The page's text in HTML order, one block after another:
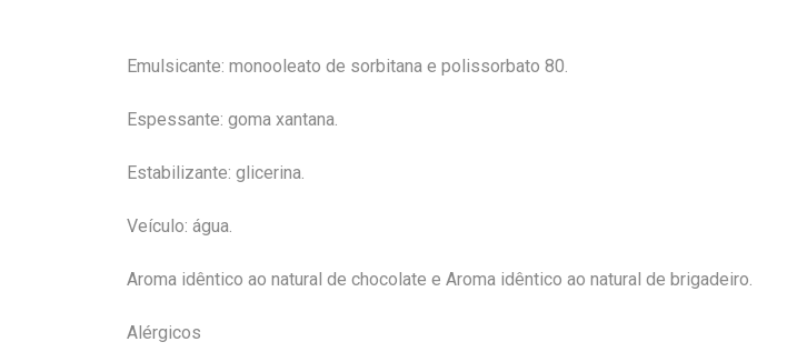
Emulsicante: monooleato de sorbitana e polissorbato 80.
Espessante: goma xantana.
Estabilizante: glicerina.
Veículo: água.
Aroma idêntico ao natural de chocolate e Aroma idêntico ao natural de brigadeiro.
Alérgicos